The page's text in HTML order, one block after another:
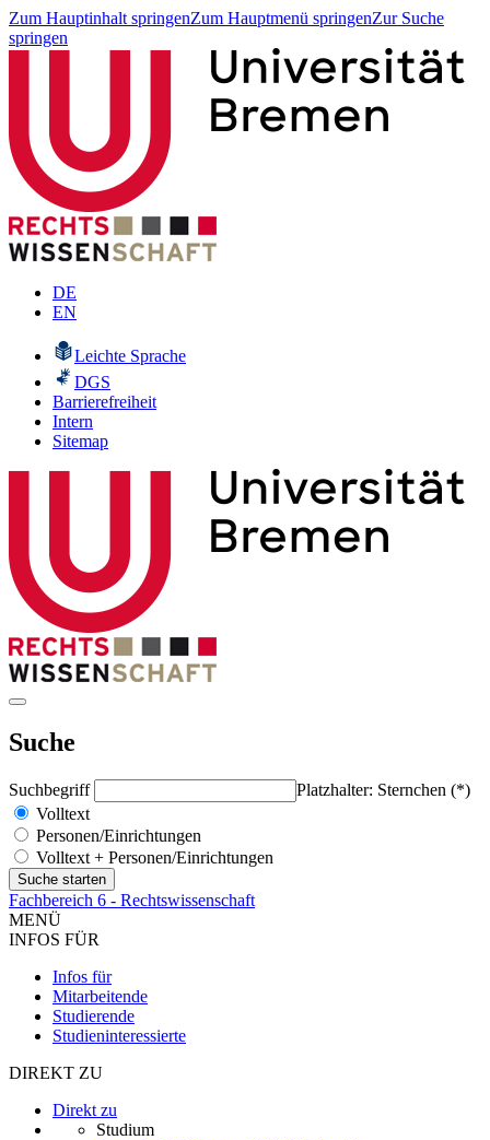
Zum Hauptinhalt springenZum Hauptmenü springenZur Suche
springen
DE
EN
Leichte Sprache
DGS
Barrierefreiheit
Intern
Sitemap
Suche
Suchbegriff
Platzhalter: Sternchen (*)
Volltext
Personen/Einrichtungen
Volltext + Personen/Einrichtungen
Fachbereich 6 - Rechtswissenschaft
MENÜ
INFOS FÜR
Infos für
Mitarbeitende
Studierende
Studieninteressierte
DIREKT ZU
Direkt zu
Studium